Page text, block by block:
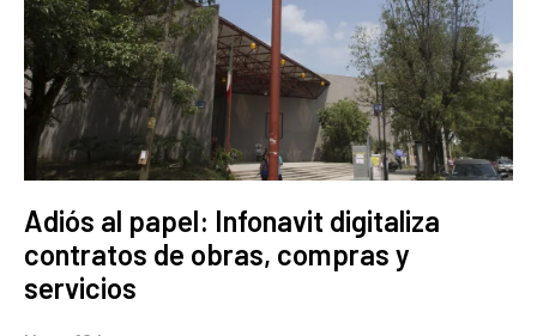
Adiós al papel: Infonavit digitaliza
contratos de obras, compras y
servicios